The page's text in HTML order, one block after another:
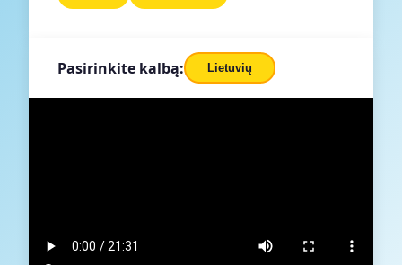
Pasirinkite kalbą: Lietuvių